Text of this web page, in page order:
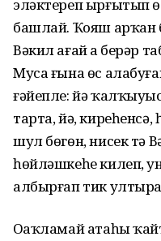
эләктереп ыр­ғытып
башлай. Ҡояш арҡан
Вәкил ағай ҙа берәр
Муса ғына өс
ғәйепле: йә
тарта, йә,
шул бөгөн, нисек тә
һөйләшкеһе килеп,
албырғап тик
Оҙаҡламай атаһы